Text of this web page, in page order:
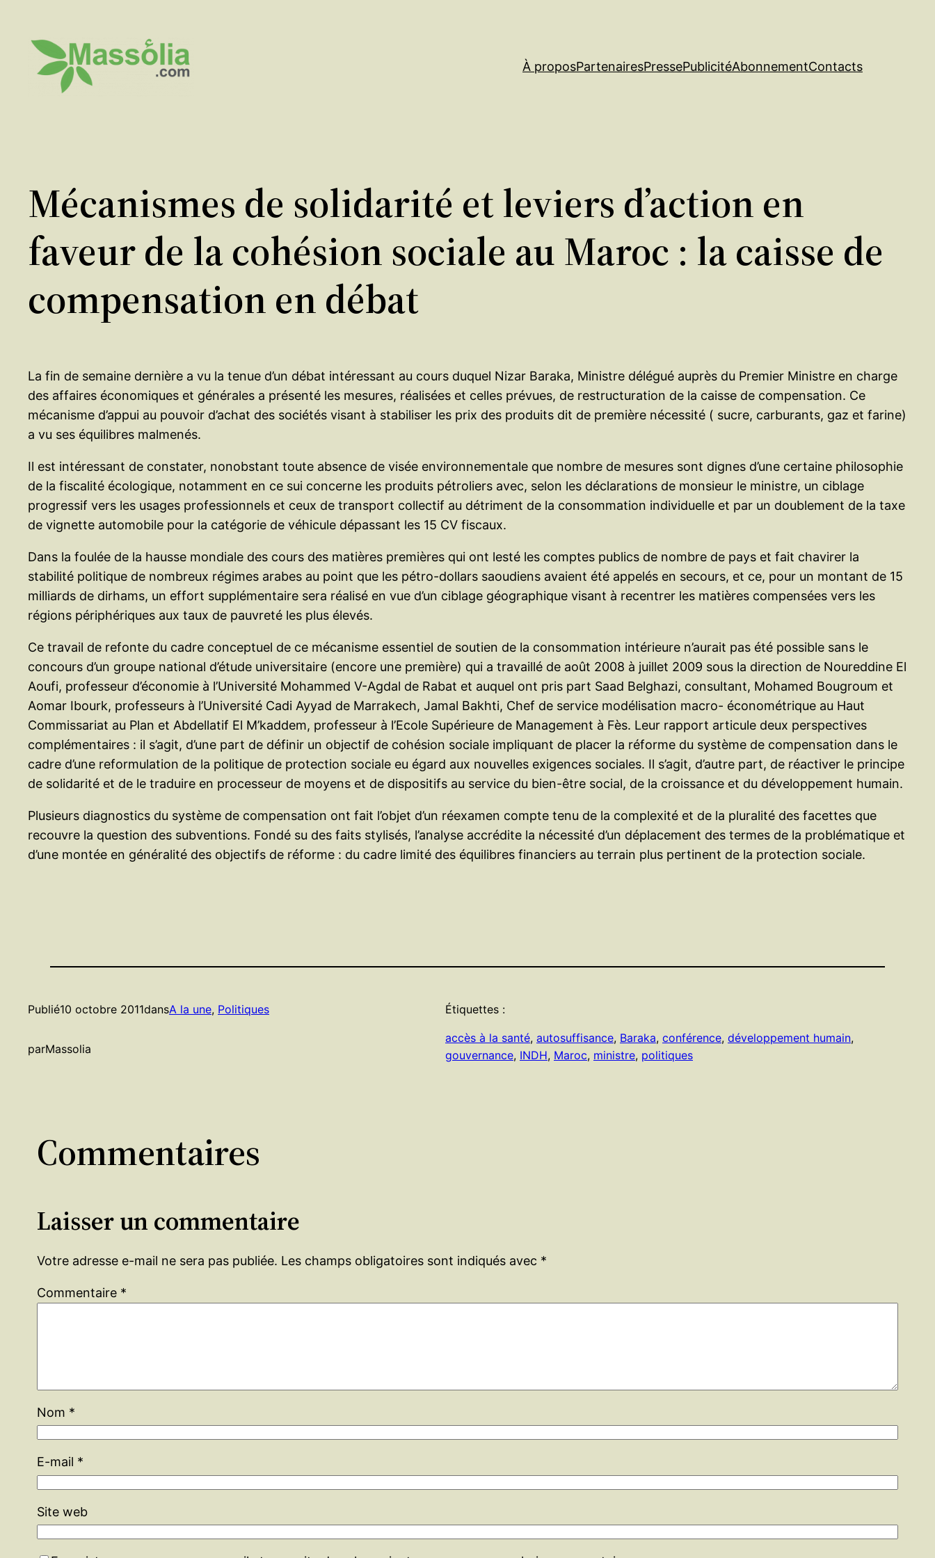
contenu
À proposPartenairesPressePublicitéAbonnementContacts
Mécanismes de solidarité et leviers d’action en
faveur de la cohésion sociale au Maroc : la caisse de
compensation en débat
La fin de semaine dernière a vu la tenue d’un débat intéressant au cours duquel Nizar Baraka, Ministre délégué auprès du Premier Ministre en charge
des affaires économiques et générales a présenté les mesures, réalisées et celles prévues, de restructuration de la caisse de compensation. Ce
mécanisme d’appui au pouvoir d’achat des sociétés visant à stabiliser les prix des produits dit de première nécessité ( sucre, carburants, gaz et farine)
a vu ses équilibres malmenés.
Il est intéressant de constater, nonobstant toute absence de visée environnementale que nombre de mesures sont dignes d’une certaine philosophie
de la fiscalité écologique, notamment en ce sui concerne les produits pétroliers avec, selon les déclarations de monsieur le ministre, un ciblage
progressif vers les usages professionnels et ceux de transport collectif au détriment de la consommation individuelle et par un doublement de la taxe
de vignette automobile pour la catégorie de véhicule dépassant les 15 CV fiscaux.
Dans la foulée de la hausse mondiale des cours des matières premières qui ont lesté les comptes publics de nombre de pays et fait chavirer la
stabilité politique de nombreux régimes arabes au point que les pétro-dollars saoudiens avaient été appelés en secours, et ce, pour un montant de 15
milliards de dirhams, un effort supplémentaire sera réalisé en vue d’un ciblage géographique visant à recentrer les matières compensées vers les
régions périphériques aux taux de pauvreté les plus élevés.
Ce travail de refonte du cadre conceptuel de ce mécanisme essentiel de soutien de la consommation intérieure n’aurait pas été possible sans le
concours d’un groupe national d’étude universitaire (encore une première) qui a travaillé de août 2008 à juillet 2009 sous la direction de Noureddine El
Aoufi, professeur d’économie à l’Université Mohammed V-Agdal de Rabat et auquel ont pris part Saad Belghazi, consultant, Mohamed Bougroum et
Aomar Ibourk, professeurs à l’Université Cadi Ayyad de Marrakech, Jamal Bakhti, Chef de service modélisation macro- économétrique au Haut
Commissariat au Plan et Abdellatif El M’kaddem, professeur à l’Ecole Supérieure de Management à Fès. Leur rapport articule deux perspectives
complémentaires : il s’agit, d’une part de définir un objectif de cohésion sociale impliquant de placer la réforme du système de compensation dans le
cadre d’une reformulation de la politique de protection sociale eu égard aux nouvelles exigences sociales. Il s’agit, d’autre part, de réactiver le principe
de solidarité et de le traduire en processeur de moyens et de dispositifs au service du bien-être social, de la croissance et du développement humain.
Plusieurs diagnostics du système de compensation ont fait l’objet d’un réexamen compte tenu de la complexité et de la pluralité des facettes que
recouvre la question des subventions. Fondé su des faits stylisés, l’analyse accrédite la nécessité d’un déplacement des termes de la problématique et
d’une montée en généralité des objectifs de réforme : du cadre limité des équilibres financiers au terrain plus pertinent de la protection sociale.
Publié10 octobre 2011dansA la une, Politiques
parMassolia
Étiquettes :
accès à la santé, autosuffisance, Baraka, conférence, développement humain
gouvernance, INDH, Maroc, ministre, politiques
Commentaires
Laisser un commentaire
Votre adresse e-mail ne sera pas publiée. Les champs obligatoires sont indiqués avec *
Commentaire *
Nom *
E-mail *
Site web